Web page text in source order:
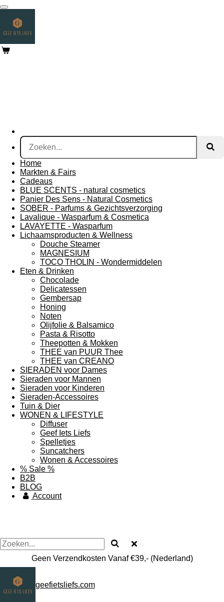
Ga
direct
naar
de
hoofdinhoud
Home
Markten & Fairs
Cadeaus
BLUE SCENTS - natural cosmetics
Panier Des Sens - Natural Cosmetics
SOBER - Parfums & Gezichtsverzorging
Lavalique - Wasparfum & Cosmetica
LAVAYETTE - Wasparfum
Lichaamsproducten & Wellness
Douche Steamer
MAGNESIUM
TOCO THOLIN - Wondermiddelen
Eten & Drinken
Chocolade
Delicatessen
Gembersap
Honing
Noten
Olijfolie & Balsamico
Pasta & Risotto
Theepotten & Mokken
THEE van PUUR Thee
THEE van CREANO
SIERADEN voor Dames
Sieraden voor Mannen
Sieraden voor Kinderen
Sieraden-Accessoires
Tuin & Dier
WONEN & LIFESTYLE
Diffuser
Geef Iets Liefs
Spelletjes
Suncatchers
Wonen & Accessoires
% Sale %
B2B
BLOG
Account
Geen Verzendkosten Vanaf €39,- (Nederland)
geefietsliefs.com